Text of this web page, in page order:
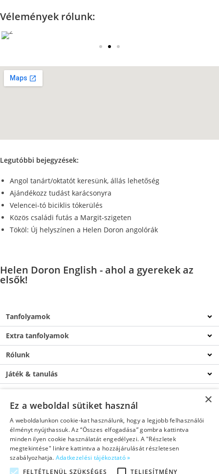
Vélemények rólunk:
Legutóbbi bejegyzések:
Angol tanárt/oktatót keresünk, állás lehetőség
Ajándékozz tudást karácsonyra
Velencei-tó biciklis tókerülés
Közös családi futás a Margit-szigeten
Tököl: Új helyszínen a Helen Doron angolórák
Helen Doron English - ahol a gyerekek az
elsők!
Tanfolyamok
Extra tanfolyamok
Rólunk
Játék & tanulás
Blog
Kapcsolat
×
Ez a weboldal sütiket használ
A weboldalunkon cookie-kat használunk, hogy a legjobb felhasználói
élményt nyújthassuk. Az “Összes elfogadása” gombra kattintva
minden ilyen cookie használatát engedélyezi. A "Részletek
megtekintése" linkre kattintva a hozzájárulását részletesen
szabályozhatja. Adatkezelési tájékoztató »
FELTÉTLENÜL SZÜKSÉGES
TELJESÍTMÉNY